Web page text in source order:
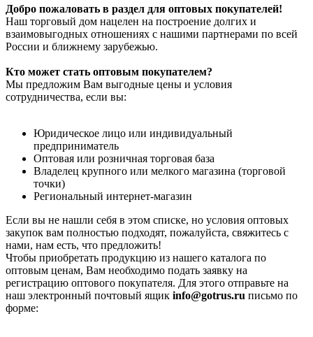
Добро пожаловать в раздел для оптовых покупателей!
Наш торговый дом нацелен на построение долгих и
взаимовыгодных отношениях с нашими партнерами по всей
России и ближнему зарубежью.
Кто может стать оптовым покупателем?
Мы предложим Вам выгодные цены и условия
сотрудничества, если вы:
Юридическое лицо или индивидуальный
предприниматель
Оптовая или розничная торговая база
Владелец крупного или мелкого магазина (торговой
точки)
Региональный интернет-магазин
Если вы не нашли себя в этом списке, но условия оптовых
закупок вам полностью подходят, пожалуйста, свяжитесь с
нами, нам есть, что предложить!
Чтобы приобретать продукцию из нашего каталога по
оптовым ценам, Вам необходимо подать заявку на
регистрацию оптового покупателя. Для этого отправьте на
наш электронный почтовый ящик info@gotrus.ru письмо по
форме: